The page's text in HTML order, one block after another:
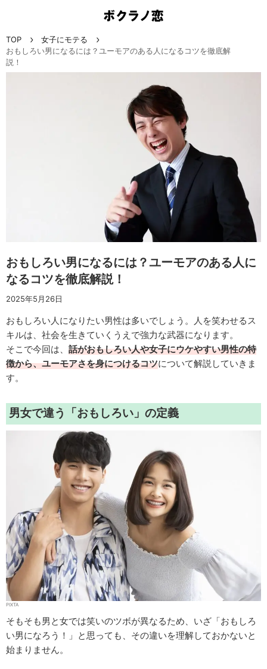
TOP
女子にモテる
おもしろい男になるには？ユーモアのある人になるコツを徹底解
説！
おもしろい男になるには？ユーモアのある人に
なるコツを徹底解説！
2025年5月26日
おもしろい人になりたい男性は多いでしょう。人を笑わせるス
キルは、社会を生きていくうえで強力な武器になります。
そこで今回は、 話がおもしろい人や女子にウケやすい男性の特
徴から、ユーモアさを身につけるコツについて解説していきま
す。
男女で違う「おもしろい」の定義
PIXTA
そもそも男と女では笑いのツボが異なるため、いざ「おもしろ
い男になろう！」と思っても、その違いを理解しておかないと
始まりません。